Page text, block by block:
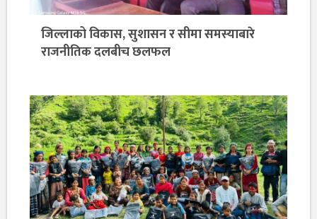
जिल्लाको विकास, सुशासन र सीमा समस्याबारे
राजनीतिक दलबीच छलफल